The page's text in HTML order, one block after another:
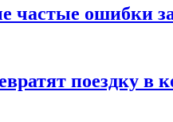
частые ошибки
поездку